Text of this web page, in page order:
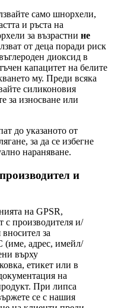
само шнорхели,
и ръста на
за възрастни не
от деца поради риск
диоксид в
капацитет на белите
му. Преди всяка
силиконовия
за износване или
до указаното от
за да се избегне
нараняване.
и
на GPSR,
с производителя и/
за
(име, адрес, имейл/
върху
етикет или в
на
При липса
се с нашия